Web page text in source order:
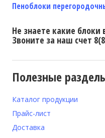
Пеноблоки
Не знаете какие блоки
Звоните за наш счет
Полезные
Каталог продукции
Прайс-лист
Доставка